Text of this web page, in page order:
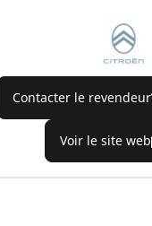
Contacter le revendeur
Voir le site web